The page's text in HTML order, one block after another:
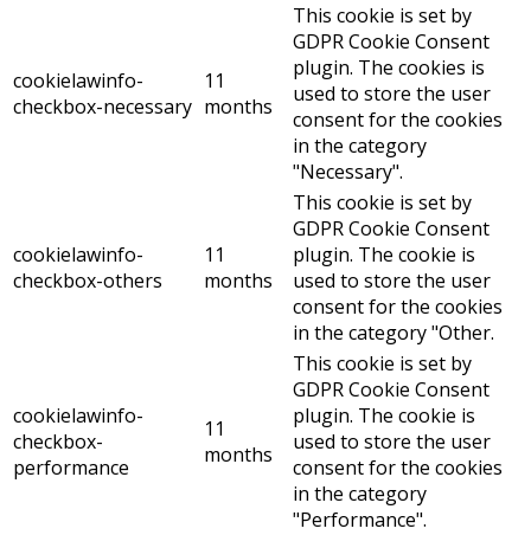
cookielawinfo-
checkbox-necessary
11
months
This cookie is set by
GDPR Cookie Consent
plugin. The cookies is
used to store the user
consent for the cookies
in the category
"Necessary".
cookielawinfo-
checkbox-others
11
months
This cookie is set by
GDPR Cookie Consent
plugin. The cookie is
used to store the user
consent for the cookies
in the category "Other.
cookielawinfo-
checkbox-
performance
11
months
This cookie is set by
GDPR Cookie Consent
plugin. The cookie is
used to store the user
consent for the cookies
in the category
"Performance".